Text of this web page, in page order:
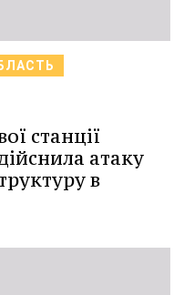
станції
атаку
в